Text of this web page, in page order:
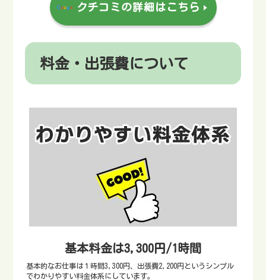
クチコミの詳細はこちら
料金・出張費について
基本料金は3,300円/1時間
基本的なお仕事は１時間3,300円、出張費2,200円というシンプル
でわかりやすい料金体系にしています。